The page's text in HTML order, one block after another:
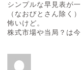
シンプルな早見表が
（なおびとさん除く
怖いけど。
株式市場や当局？は